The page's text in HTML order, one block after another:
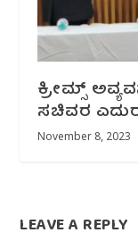
ಕ್ರೀಮ್ಸ್
ಸಚಿವರ
November 8, 2023
LEAVE A REPLY